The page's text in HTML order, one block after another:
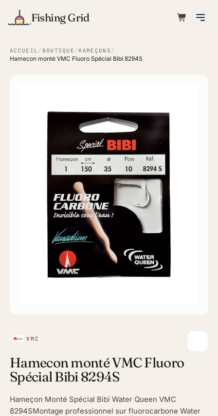
Fishing Grid
ACCUEIL / BOUTIQUE / HAMEÇONS /
Hamecon monté VMC Fluoro Spécial Bibi 8294S
VMC
Hamecon monté VMC Fluoro
Spécial Bibi 8294S
Hameçon Monté Spécial Bibi Water Queen VMC
8294SMontage professionnel sur fluorocarbone Water